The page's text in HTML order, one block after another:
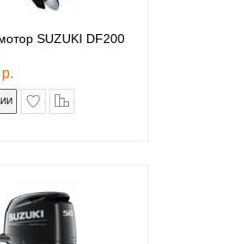
SUZUKI DF200
в закладки